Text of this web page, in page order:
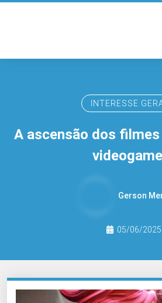
INTERESSE
A ascensão dos
Gerson
05/06/2025